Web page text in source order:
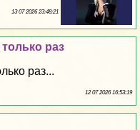
13 07 2026 23:48:21
раз
раз...
12 07 2026 16:53:19